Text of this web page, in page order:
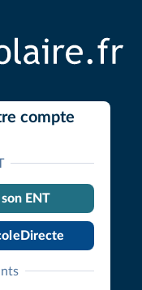
compte
ENT